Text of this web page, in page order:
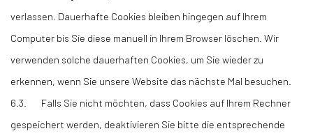
verlassen. Dauerhafte Cookies bleiben hingegen auf Ihrem
Computer bis Sie diese manuell in Ihrem Browser löschen. Wir
verwenden solche dauerhaften Cookies, um Sie wieder zu
erkennen, wenn Sie unsere Website das nächste Mal besuchen.
6.3. Falls Sie nicht möchten, dass Cookies auf Ihrem Rechner
gespeichert werden, deaktivieren Sie bitte die entsprechende